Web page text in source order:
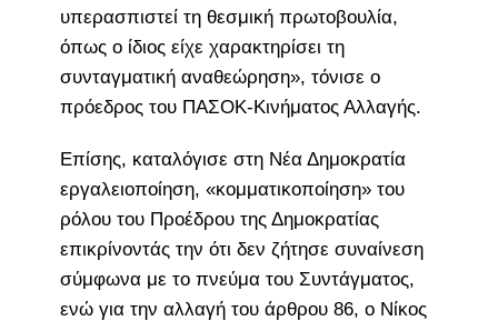
υπερασπιστεί τη θεσμική πρωτοβουλία,
όπως ο ίδιος είχε χαρακτηρίσει τη
συνταγματική αναθεώρηση», τόνισε ο
πρόεδρος του ΠΑΣΟΚ-Κινήματος Αλλαγής.
Επίσης, καταλόγισε στη Νέα Δημοκρατία
εργαλειοποίηση, «κομματικοποίηση» του
ρόλου του Προέδρου της Δημοκρατίας
επικρίνοντάς την ότι δεν ζήτησε συναίνεση
σύμφωνα με το πνεύμα του Συντάγματος,
ενώ για την αλλαγή του άρθρου 86, ο Νίκος